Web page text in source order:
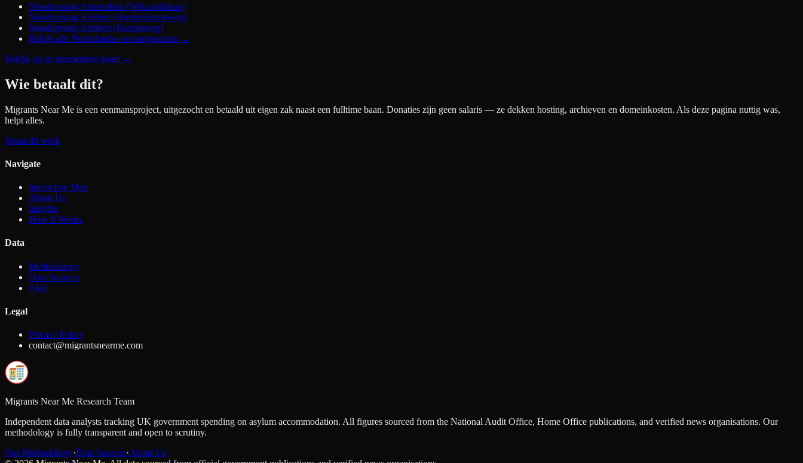
Noodopvang Amsterdam (Wiltzanghlaan)
Noodopvang Arnhem (Amsterdamseweg)
Noodopvang Arnhem (Europaweg)
Bekijk alle Nederlandse opvanglocaties →
Bekijk op de interactieve kaart →
Wie betaalt dit?
Migrants Near Me is een eenmansproject, uitgezocht en betaald uit eigen zak naast een fulltime baan. Donaties zijn geen salaris — ze dekken hosting, archieven en domeinkosten. Als deze pagina nuttig was,
helpt alles.
Steun dit werk
Navigate
Interactive Map
About Us
Insights
How It Works
Data
Methodology
Data Sources
FAQ
Legal
Privacy Policy
contact@migrantsnearme.com
Migrants Near Me Research Team
Independent data analysts tracking UK government spending on asylum accommodation. All figures sourced from the National Audit Office, Home Office publications, and verified news organisations. Our
methodology is fully transparent and open to scrutiny.
Our Methodology·Data Sources·About Us